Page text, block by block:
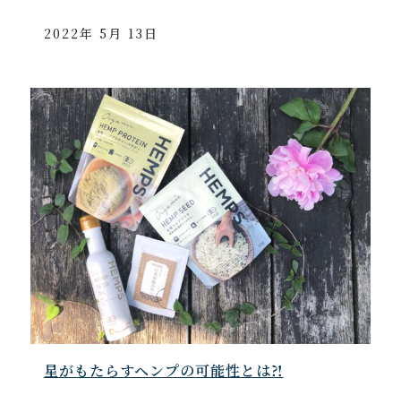
2022年 5月 13日
星がもたらすヘンプの可能性とは⁈